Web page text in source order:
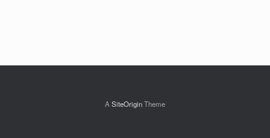
A SiteOriginTheme